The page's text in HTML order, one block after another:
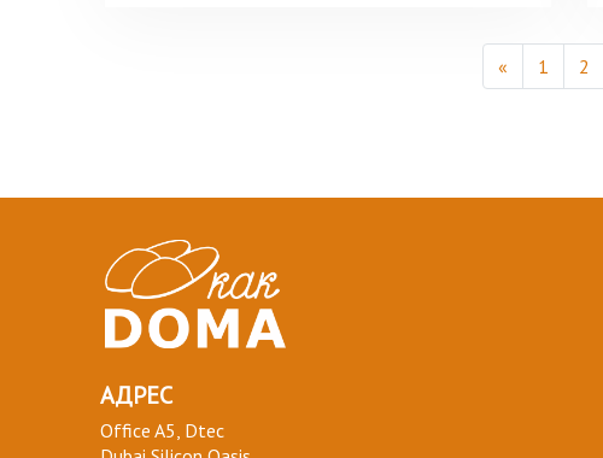
« 1 2
АДРЕС
Office A5, Dtec